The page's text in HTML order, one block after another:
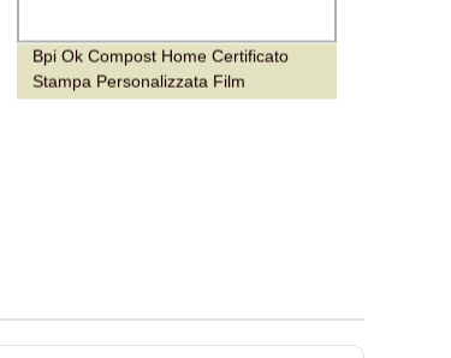
Bpi Ok Compost Home Certificato
Stampa Personalizzata Film
Biodegradabile Traspirante per